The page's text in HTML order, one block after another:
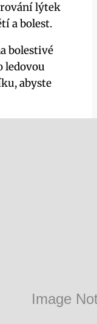
lýtek
‌a bolest.
bolestivé
ledovou
abyste